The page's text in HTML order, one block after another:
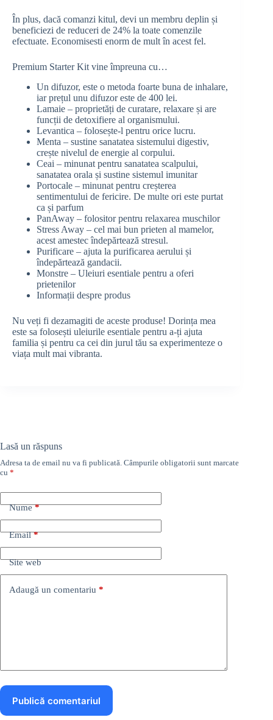
În plus, dacă comanzi kitul, devi un membru deplin și
beneficiezi de reduceri de 24% la toate comenzile
efectuate. Economisesti enorm de mult în acest fel.
Premium Starter Kit vine împreuna cu…
Un difuzor, este o metoda foarte buna de inhalare,
iar prețul unu difuzor este de 400 lei.
Lamaie – proprietăți de curatare, relaxare și are
funcții de detoxifiere al organismului.
Levantica – folosește-l pentru orice lucru.
Menta – sustine sanatatea sistemului digestiv,
crește nivelul de energie al corpului.
Ceai – minunat pentru sanatatea scalpului,
sanatatea orala și sustine sistemul imunitar
Portocale – minunat pentru creșterea
sentimentului de fericire. De multe ori este purtat
ca și parfum
PanAway – folositor pentru relaxarea muschilor
Stress Away – cel mai bun prieten al mamelor,
acest amestec îndepărtează stresul.
Purificare – ajuta la purificarea aerului și
îndepărtează gandacii.
Monstre – Uleiuri esentiale pentru a oferi
prietenilor
Informații despre produs
Nu veți fi dezamagiti de aceste produse! Dorința mea
este sa folosești uleiurile esentiale pentru a-ți ajuta
familia și pentru ca cei din jurul tău sa experimenteze o
viața mult mai vibranta.
Lasă un răspuns
Adresa ta de email nu va fi publicată. Câmpurile obligatorii sunt marcate
cu *
Nume*
Email*
Site web
Adaugă un comentariu *
Publică comentariul